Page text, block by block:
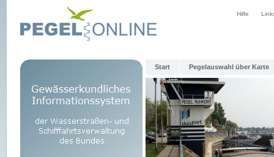
Hilfe
Start Pegelauswahl über Karte